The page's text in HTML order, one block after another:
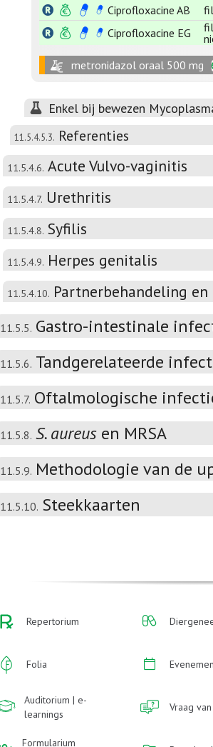
Ciprofloxacine AB
Ciprofloxacine EG
metronidazol oraal 500 mg
Enkel bij bewezen
11.5.4.5.3. Referenties
11.5.4.6. Acute Vulvo-vaginitis
11.5.4.7. Urethritis
11.5.4.8. Syfilis
11.5.4.9. Herpes genitalis
11.5.4.10. Partnerbehandeling en
11.5.5. Gastro-intestinale
11.5.6. Tandgerelateerde
11.5.7. Oftalmologische
11.5.8. S. aureus en MRSA
11.5.9. Methodologie van de
11.5.10. Steekkaarten
Repertorium
Folia
Auditorium | e-
learnings
Formularium
Vraag